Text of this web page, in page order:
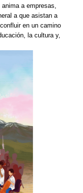
a empresas,
a que asistan a
en un camino
la cultura y,